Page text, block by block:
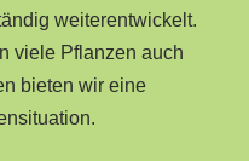
weiterentwickelt.
viele Pflanzen auch
bieten wir eine